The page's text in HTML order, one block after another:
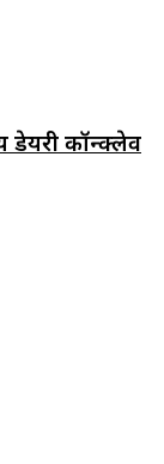
डेयरी कॉन्क्लेव